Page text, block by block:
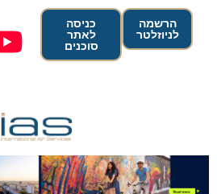
הרשמה
לניוזלטר
כניסה
לאתר
סוכנים